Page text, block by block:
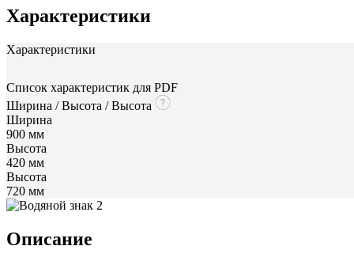
Характеристики
Характеристики
Список характеристик для PDF
Ширина / Высота / Высота
Ширина
900 мм
Высота
420 мм
Высота
720 мм
Описание